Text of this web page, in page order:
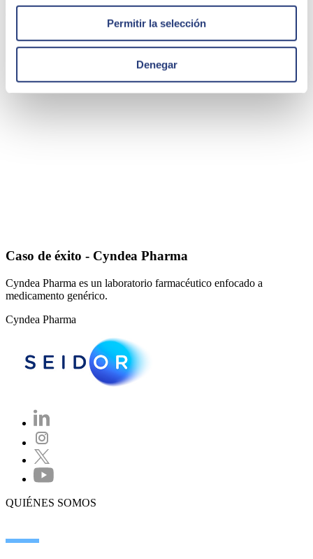
Permitir la selección
Denegar
Royme
Caso de éxito - Cyndea Pharma
Cyndea Pharma es un laboratorio farmacéutico enfocado a
medicamento genérico.
Cyndea Pharma
QUIÉNES SOMOS